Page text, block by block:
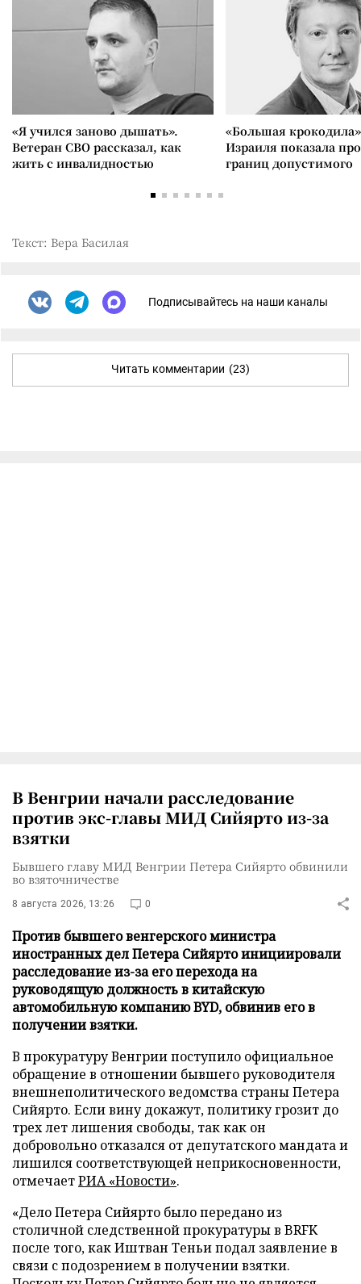
«Я учился заново дышать».
Ветеран СВО рассказал, как
жить с инвалидностью
«Большая
Израиля показала
границ допустимого
Текст: Вера Басилая
Подписывайтесь на наши каналы
Читать комментарии (23)
В Венгрии начали расследование
против экс-главы МИД Сийярто из-за
взятки
Бывшего главу МИД Венгрии Петера Сийярто обвинили
во взяточничестве
8 августа 2026, 13:26 0
Против бывшего венгерского министра
иностранных дел Петера Сийярто инициировали
расследование из-за его перехода на
руководящую должность в китайскую
автомобильную компанию BYD, обвинив его в
получении взятки.
В прокуратуру Венгрии поступило официальное
обращение в отношении бывшего руководителя
внешнеполитического ведомства страны Петера
Сийярто. Если вину докажут, политику грозит до
трех лет лишения свободы, так как он
добровольно отказался от депутатского мандата и
лишился соответствующей неприкосновенности,
отмечаетРИА «Новости».
«Дело Петера Сийярто было передано из
столичной следственной прокуратуры в BRFK
после того, как Иштван Теньи подал заявление в
связи с подозрением в получении взятки.